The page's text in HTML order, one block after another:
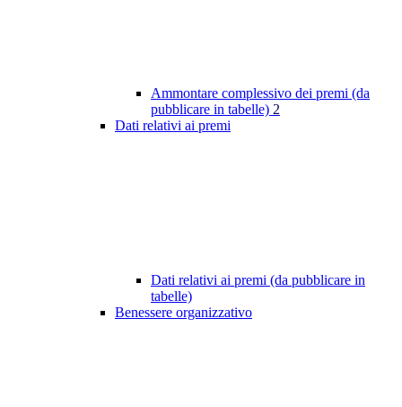
Ammontare complessivo dei premi (da
pubblicare in tabelle) 2
Dati relativi ai premi
Dati relativi ai premi (da pubblicare in
tabelle)
Benessere organizzativo